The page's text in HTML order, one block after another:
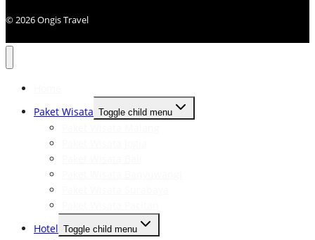
© 2026 Ongis Travel
Paket Wisata Toggle child menu
Hotel Toggle child menu